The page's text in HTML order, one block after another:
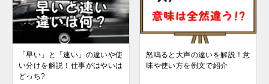
「早い」と「速い」の違いや使
い分けを解説！仕事がはやいは
どっち?
怒鳴ると大声の違いを解説！意
味や使い方を例文で紹介